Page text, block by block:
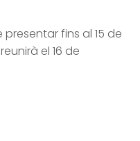
presentar fins al 15 de
el 16 de